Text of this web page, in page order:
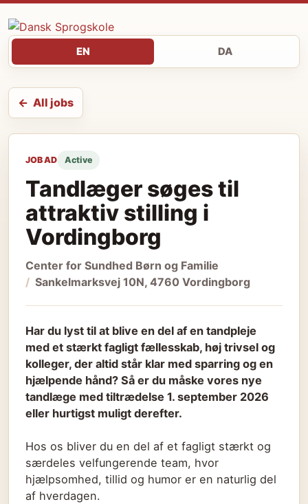
EN DA
All jobs
JOB AD Active
Tandlæger søges til
attraktiv stilling i
Vordingborg
Center for Sundhed Børn og Familie
Sankelmarksvej 10N, 4760 Vordingborg
Har du lyst til at blive en del af en tandpleje
med et stærkt fagligt fællesskab, høj trivsel og
kolleger, der altid står klar med sparring og en
hjælpende hånd? Så er du måske vores nye
tandlæge med tiltrædelse 1. september 2026
eller hurtigst muligt derefter.
Hos os bliver du en del af et fagligt stærkt og
særdeles velfungerende team, hvor
hjælpsomhed, tillid og humor er en naturlig del
af hverdagen.